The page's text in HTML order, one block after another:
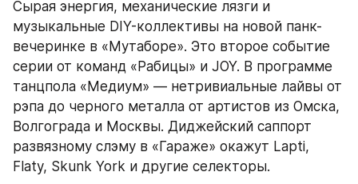
Сырая энергия, механические лязги и
музыкальные DIY-коллективы на новой панк-
вечеринке в «Мутаборе». Это второе событие
серии от команд «Рабицы» и JOY. В программе
танцпола «Mедиум» — нетривиальные лайвы от
рэпа до черного металла от артистов из Омска,
Волгограда и Москвы. Диджейский саппорт
развязному слэму в «Гараже» окажут Lapti,
Flaty, Skunk York и другие селекторы.